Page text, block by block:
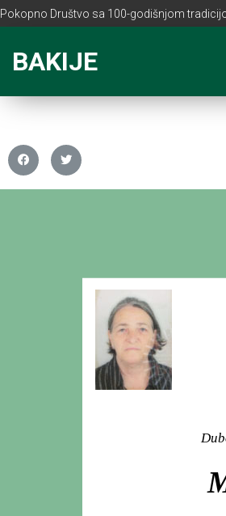
Pokopno Društvo sa 100-godišnjom
BAKIJE